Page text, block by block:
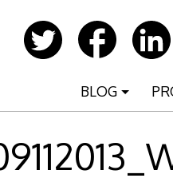
BLOG